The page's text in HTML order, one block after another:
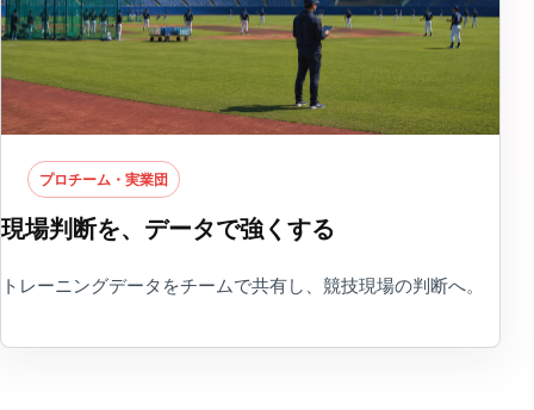
プロチーム・実業団
現場判断を、データで強くする
トレーニングデータをチームで共有し、競技現場の判断へ。